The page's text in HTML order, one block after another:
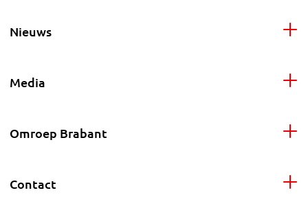
Nieuws
Media
Omroep Brabant
Contact